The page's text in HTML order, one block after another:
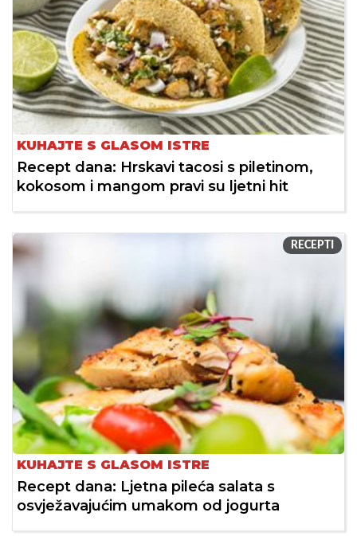
KUHAJTE S GLASOM ISTRE
Recept dana: Hrskavi tacosi s piletinom,
kokosom i mangom pravi su ljetni hit
RECEPTI
KUHAJTE S GLASOM ISTRE
Recept dana: Ljetna pileća salata s
osvježavajućim umakom od jogurta